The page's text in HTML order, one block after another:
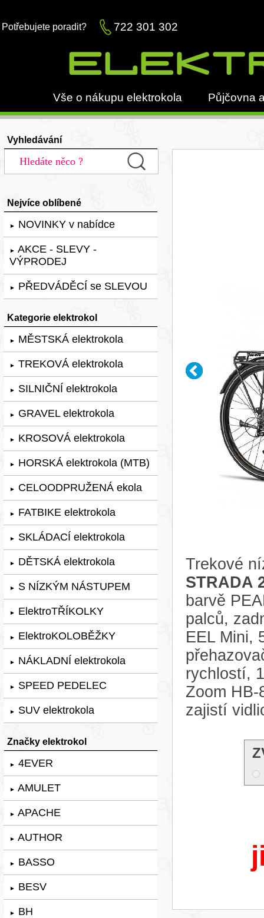
Potřebujete poradit? 722 301 302
Vše o nákupu elektrokola Půjčovna
Vyhledávání
Nejvíce oblíbené
► NOVINKY v nabídce
► AKCE - SLEVY -
VÝPRODEJ
► PŘEDVÁDĚCÍ se SLEVOU
Kategorie elektrokol
► MĚSTSKÁ elektrokola
► TREKOVÁ elektrokola
► SILNIČNÍ elektrokola
► GRAVEL elektrokola
► KROSOVÁ elektrokola
► HORSKÁ elektrokola (MTB)
► CELOODPRUŽENÁ ekola
► FATBIKE elektrokola
► SKLÁDACÍ elektrokola
► DĚTSKÁ elektrokola
► S NÍZKÝM NÁSTUPEM
► ElektroTŘÍKOLKY
► ElektroKOLOBĚŽKY
► NÁKLADNÍ elektrokola
► SPEED PEDELEC
► SUV elektrokola
Značky elektrokol
► 4EVER
► AMULET
► APACHE
► AUTHOR
► BASSO
► BESV
► BH
Trekové
STRADA
barvě
palců,
EEL Mini,
rychlostí,
Zoom HB-
zajistí